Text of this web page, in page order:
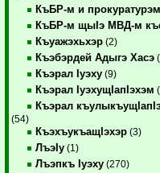
КъБР-м и прокуратурэм
КъБР-м щыIэ МВД-м
Къуажэхьхэр (2)
Къэбэрдей Адыгэ Хасэ
Къэрал Iуэху (9)
Къэрал IуэхущIапIэхэм
Къэрал
(54)
КъэхъукъащIэхэр (3)
ЛъэIу (1)
Лъэпкъ Iуэху (270)